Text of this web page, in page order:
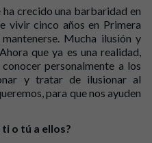
crecido una barbaridad en
vivir cinco años en Primera
Mucha ilusión y
que ya es una realidad,
personalmente a los
y tratar de ilusionar al
para que nos ayuden
o tú a ellos?